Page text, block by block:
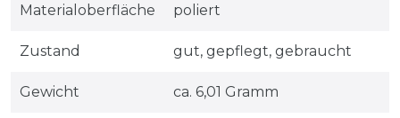
Materialoberfläche poliert
Zustand gut, gepflegt, gebraucht
Gewicht ca. 6,01 Gramm